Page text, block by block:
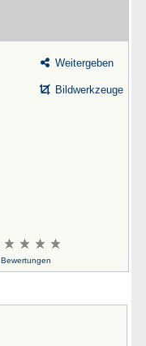
Weitergeben
Bildwerkzeuge
Bewertungen